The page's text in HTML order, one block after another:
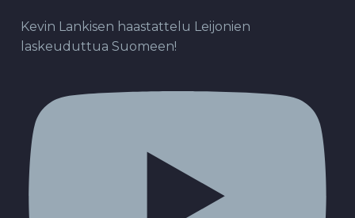
Kevin Lankisen haastattelu Leijonien
laskeuduttua Suomeen!